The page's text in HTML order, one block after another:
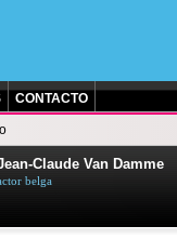
CONTACTO
Claude Van Damme
belga